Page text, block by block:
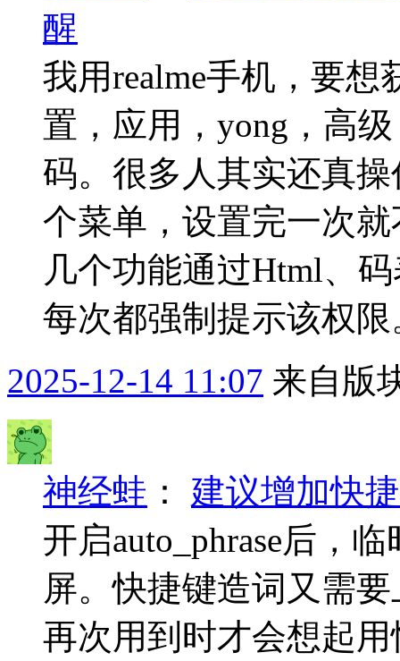
醒
我用realme手机，要
置，应用，yong，高
码。很多人其实还真
个菜单，设置完一次
几个功能通过Html、
每次都强制提示该权
2025-12-14 11:07 来自版
神经蛙 ： 建议增加快
开启auto_phrase后，
屏。快捷键造词又需
再次用到时才会想起